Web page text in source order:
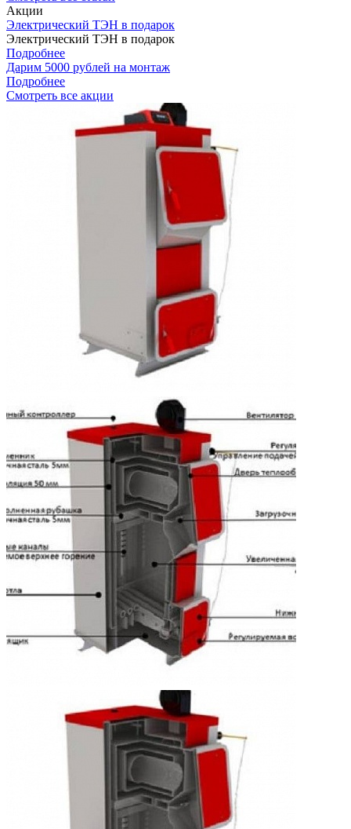
Акции
Электрический ТЭН в подарок
Электрический ТЭН в подарок
Подробнее
Дарим 5000 рублей на монтаж
Подробнее
Смотреть все акции